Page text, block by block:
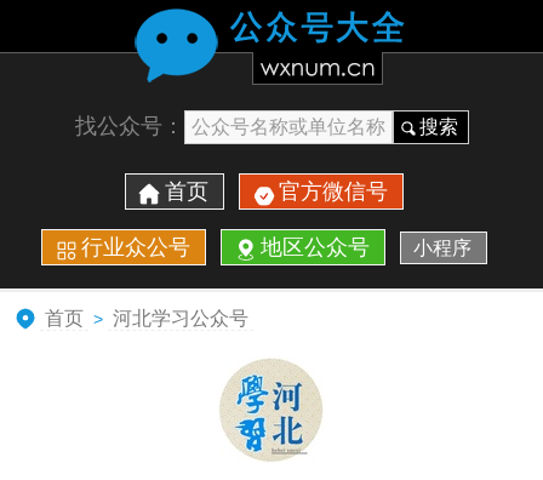
找公众号： 搜索
首页 官方微信号
行业众公号 地区公众号 小程序
首页 > 河北学习公众号